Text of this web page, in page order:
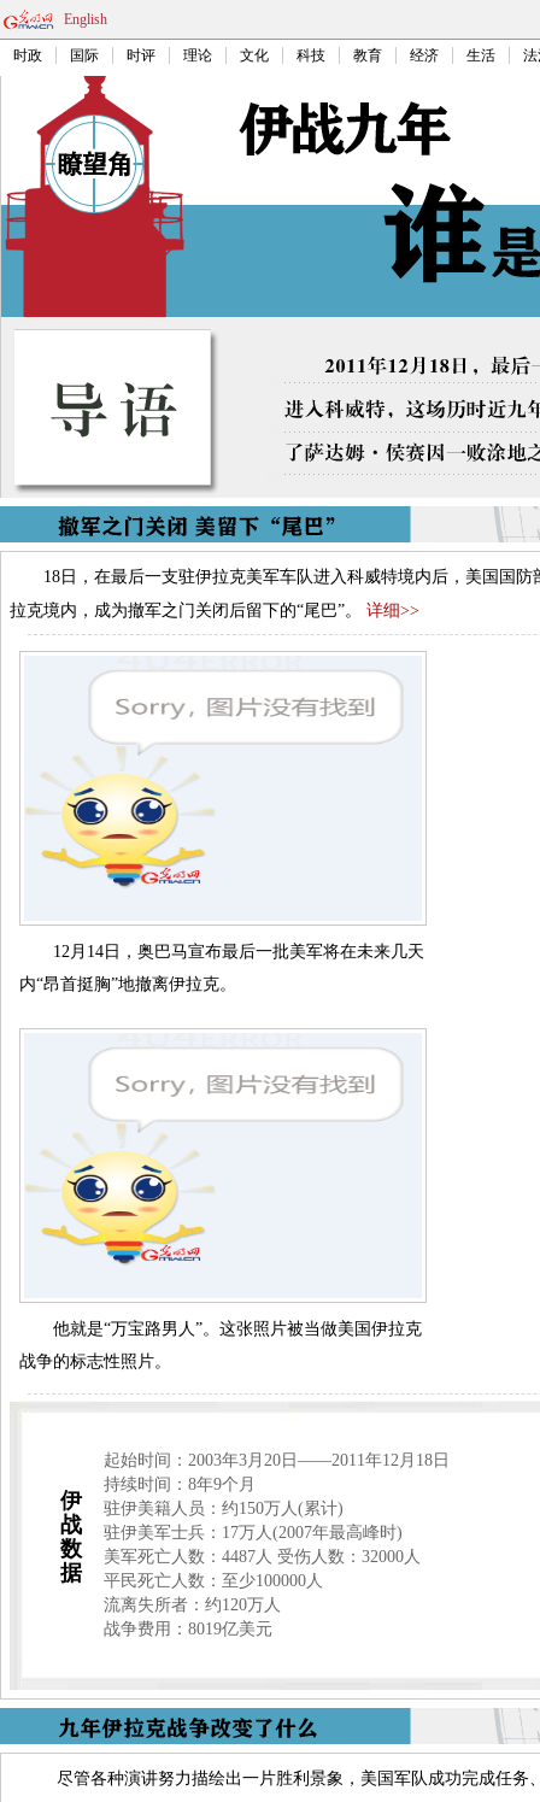
English
时政 国际 时评 理论 文化 科技 教育 经济 生活
18日，在最后一支驻伊拉克美军车队进入科威特境内后，美国国防
拉克境内，成为撤军之门关闭后留下的“尾巴”。
详细>>
12月14日，奥巴马宣布最后一批美军将在未来几天
内“昂首挺胸”地撤离伊拉克。
他就是“万宝路男人”。这张照片被当做美国伊拉克
战争的标志性照片。
伊
战
数
据
起始时间：2003年3月20日——2011年12月18日
持续时间：8年9个月
驻伊美籍人员：约150万人(累计)
驻伊美军士兵：17万人(2007年最高峰时)
美军死亡人数：4487人 受伤人数：32000人
平民死亡人数：至少100000人
流离失所者：约120万人
战争费用：8019亿美元
尽管各种演讲努力描绘出一片胜利景象，美国军队成功完成任